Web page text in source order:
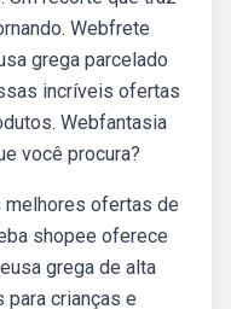
Webfrete
grega parcelado
incríveis ofertas
Webfantasia
você procura?
melhores ofertas de
shopee oferece
grega de alta
crianças e